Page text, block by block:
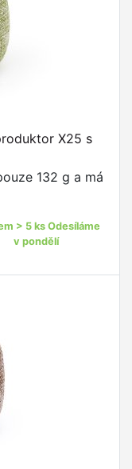
X25 s
132 g a má
> 5 ks Odesíláme
v pondělí